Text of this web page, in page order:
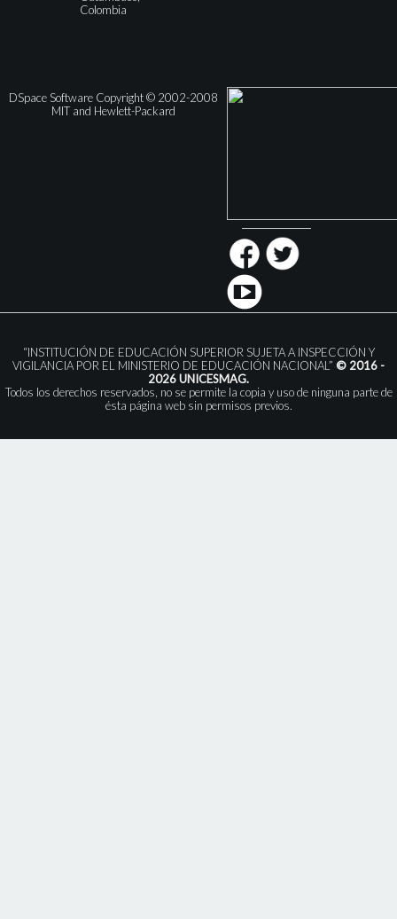
Colombia
DSpace Software Copyright © 2002-2008
MIT and Hewlett-Packard
“INSTITUCIÓN DE EDUCACIÓN SUPERIOR SUJETA A INSPECCIÓN Y
VIGILANCIA POR EL MINISTERIO DE EDUCACIÓN NACIONAL” © 2016 -
2026 UNICESMAG.
Todos los derechos reservados, no se permite la copia y uso de ninguna parte de
ésta página web sin permisos previos.